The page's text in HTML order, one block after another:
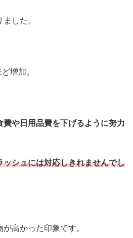
ました。
増加。
費や日用品費を下げるように努力
ッシュには対応しきれませんでし
高かった印象です。